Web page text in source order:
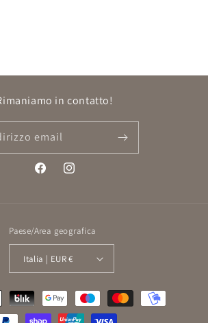
in contatto!
email
FacebookInstagram
Paese/Area geografica
Italia | EUR €